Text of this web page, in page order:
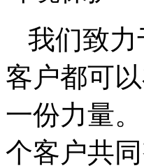
我们致
客户都可
一份力量
个客户共